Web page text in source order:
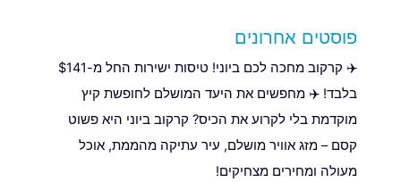
פוסטים אחרונים
✈️ קרקוב מחכה לכם ביוני! טיסות ישירות החל מ-$141
בלבד! ✈️ מחפשים את היעד המושלם לחופשת קיץ
מוקדמת בלי לקרוע את הכיס? קרקוב ביוני היא פשוט
קסם – מזג אוויר מושלם, עיר עתיקה מהממת, אוכל
מעולה ומחירים מצחיקים!